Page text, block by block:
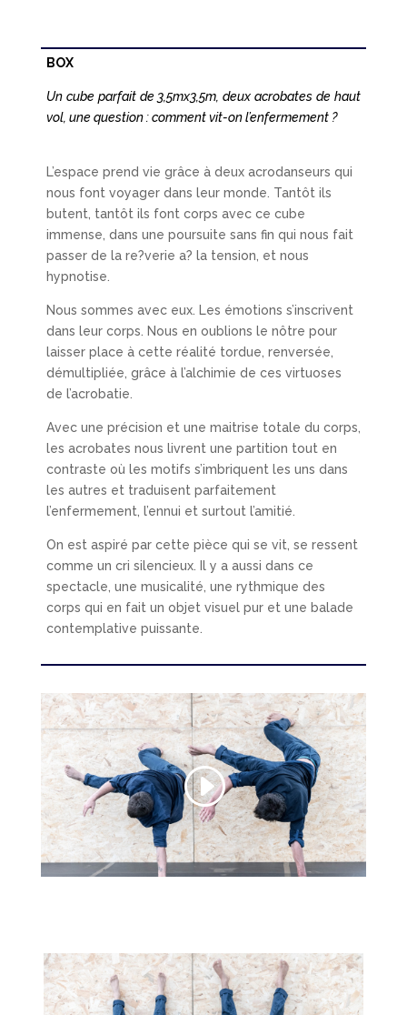
BOX
Un cube parfait de 3,5mx3,5m, deux acrobates de haut
vol, une question : comment vit-on l’enfermement ?
L’espace prend vie grâce à deux acrodanseurs qui
nous font voyager dans leur monde. Tantôt ils
butent, tantôt ils font corps avec ce cube
immense, dans une poursuite sans fin qui nous fait
passer de la re?verie a? la tension, et nous
hypnotise.
Nous sommes avec eux. Les émotions s’inscrivent
dans leur corps. Nous en oublions le nôtre pour
laisser place à cette réalité tordue, renversée,
démultipliée, grâce à l’alchimie de ces virtuoses
de l’acrobatie.
Avec une précision et une maitrise totale du corps,
les acrobates nous livrent une partition tout en
contraste où les motifs s’imbriquent les uns dans
les autres et traduisent parfaitement
l’enfermement, l’ennui et surtout l’amitié.
On est aspiré par cette pièce qui se vit, se ressent
comme un cri silencieux. Il y a aussi dans ce
spectacle, une musicalité, une rythmique des
corps qui en fait un objet visuel pur et une balade
contemplative puissante.